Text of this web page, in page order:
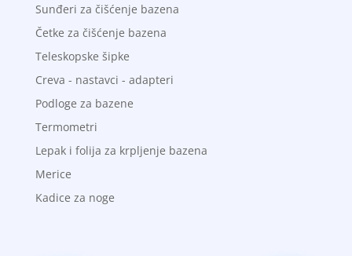
Sunđeri za čišćenje bazena
Četke za čišćenje bazena
Teleskopske šipke
Creva - nastavci - adapteri
Podloge za bazene
Termometri
Lepak i folija za krpljenje bazena
Merice
Kadice za noge